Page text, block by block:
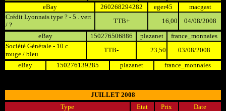
eBay
260268294282 eger45
macgast
Crédit Lyonnais type ? - 5 . vert
/ ?
TTB+ 16,00
04/08/2008
eBay
150276506886 plazanet
france_monnaies
Société Générale - 10 c.
rouge / bleu
TTB- 23,50
03/08/2008
eBay
150276139285 plazanet france_monnaies
JUILLET 2008
Type
Etat Prix Date